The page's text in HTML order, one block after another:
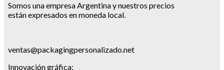
Somos una empresa Argentina y nuestros precios
están expresados en moneda local.
ventas@packagingpersonalizado.net
Innovación gráfica: